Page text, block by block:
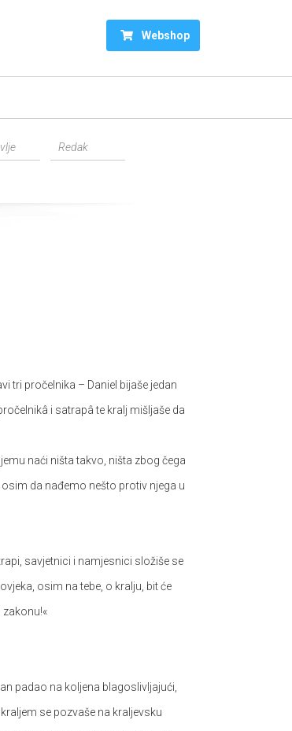
Webshop
tri pročelnika – Daniel bijaše jedan
i satrapâ te kralj mišljaše da
naći ništa takvo, ništa zbog čega
da nađemo nešto protiv njega u
savjetnici i namjesnici složiše se
osim na tebe, o kralju, bit će
padao na koljena blagoslivljajući,
se pozvaše na kraljevsku